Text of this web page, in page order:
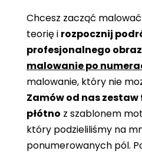
Chcesz zacząć
teorię i rozpocznij
profesjonalnego
malowanie po
malowanie, który nie
Zamów od nas zestaw
płótno z szablonem
który podzieliliśmy na
ponumerowanych pól.